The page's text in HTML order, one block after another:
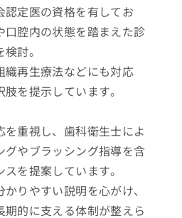
定医の資格を有してお
口腔内の状態を踏まえた診
討。
織再生療法などにも対応
を提示しています。
を重視し、歯科衛生士によ
グやブラッシング指導を含
を提案しています。
りやすい説明を心がけ、
的に支える体制が整えら